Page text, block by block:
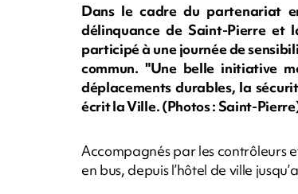
Dans le cadre du partenariat
délinquance de Saint-Pierre et
participé à une journée de
commun. "Une belle initiative
déplacements durables, la
écrit la Ville. (Photos : Saint-
Accompagnés par les contrôleurs
en bus, depuis l’hôtel de ville